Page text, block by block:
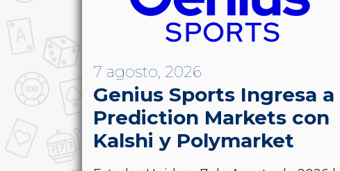
7 agosto, 2026
Genius Sports Ingresa a
Prediction Markets con
Kalshi y Polymarket